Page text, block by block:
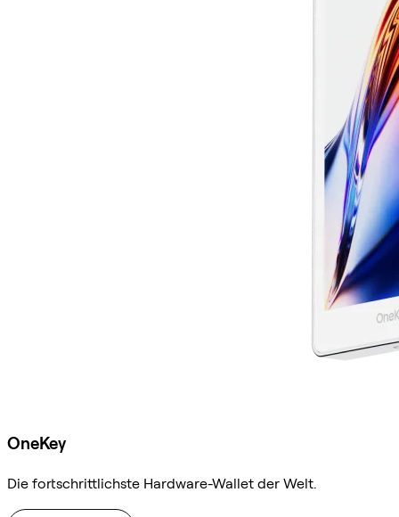
OneKey
Die fortschrittlichste Hardware-Wallet der Welt.